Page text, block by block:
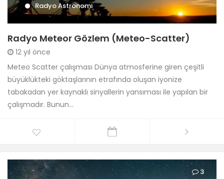
Radyo Astronomi
Radyo Meteor Gözlem (Meteo-Scatter)
12 yıl önce
Meteo Scatter çalışması Dünya atmosferine giren çeşitli
büyüklükteki göktaşlarının etrafında oluşan iyonize
tabakadan yer kaynaklı sinyallerin yansıması ile yapılan bir
çalışmadır. Bunun...
3